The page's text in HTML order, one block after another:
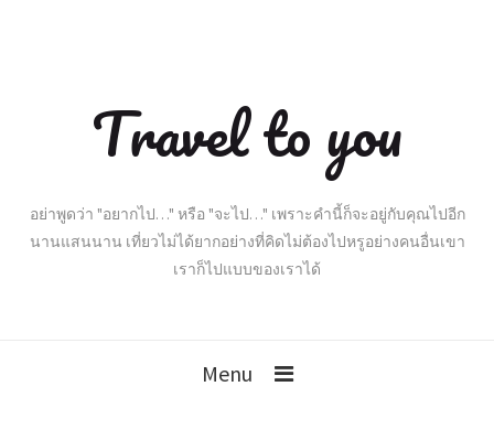
Travel to you
อย่าพูดว่า "อยากไป…" หรือ "จะไป…" เพราะคำนี้ก็จะอยู่กับคุณไปอีก
นานแสนนาน เที่ยวไม่ได้ยากอย่างที่คิดไม่ต้องไปหรูอย่างคนอื่นเขา
เราก็ไปแบบของเราได้
Menu